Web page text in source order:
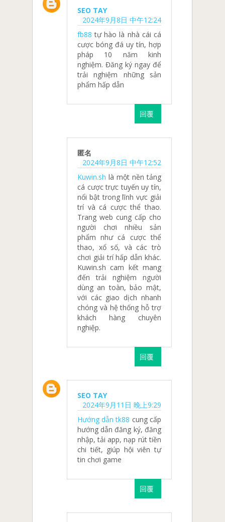
SEO TAY
2024年9月8日 中午12:24
fb88 tự hào là nhà cái cá
cược bóng đá uy tín, hợp
pháp 10 năm kinh
nghiệm. Đăng ký ngay để
trải nghiệm những sản
phẩm hấp dẫn
回覆
匿名
2024年9月8日 中午12:52
Kuwin.sh là một nền tảng
cá cược trực tuyến uy tín,
nổi bật trong lĩnh vực giải
trí và cá cược thể thao.
Trang web cung cấp cho
người chơi nhiều sản
phẩm như cá cược thể
thao, xổ số, và các trò
chơi giải trí hấp dẫn khác.
Kuwin.sh cam kết mang
đến trải nghiệm người
dùng an toàn, bảo mật,
với các giao dịch nhanh
chóng và hệ thống hỗ trợ
khách hàng chuyên
nghiệp.
回覆
SEO TAY
2024年9月11日 晚上9:29
Hướng dẫn tk88 cung cấp
hướng dẫn đăng ký, đăng
nhập, tải app, nạp rút tiền
chi tiết, giúp hội viên tự
tin chơi game
回覆